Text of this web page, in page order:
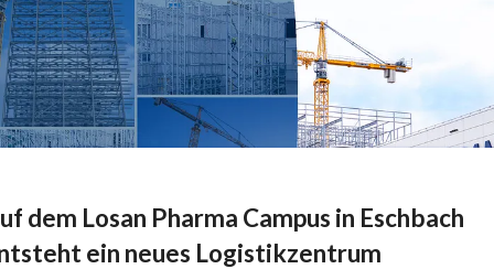
dem Losan Pharma Campus in Eschbach
ein neues Logistikzentrum